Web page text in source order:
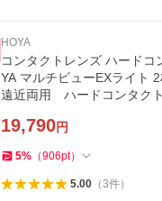
HOYA
コンタクトレンズ ハードコ
YA マルチビューEXライ
遠近両用 ハードコンタク
19,790円
5% （906pt）
5.00（3件）